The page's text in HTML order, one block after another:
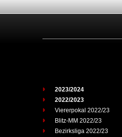
2023/2024
2022/2023
Viererpokal 2022/23
Blitz-MM 2022/23
Bezirksliga 2022/23